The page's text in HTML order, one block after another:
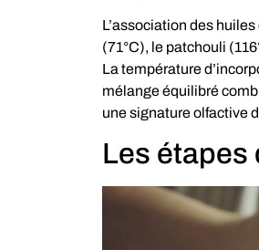
L’association des
(71°C), le patchouli
La température
mélange équilibré
une signature olfactive
Les étapes